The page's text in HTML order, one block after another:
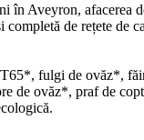
în Aveyron, afacerea
completă de rețete
fulgi de ovăz*,
de ovăz*, praf de